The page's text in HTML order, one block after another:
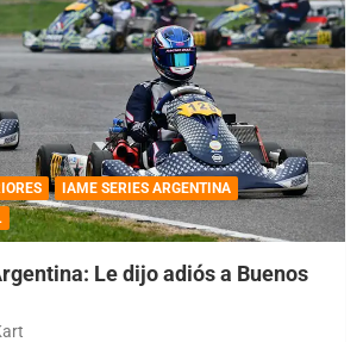
IAME SERIES ARGENTINA
Le dijo adiós a Buenos